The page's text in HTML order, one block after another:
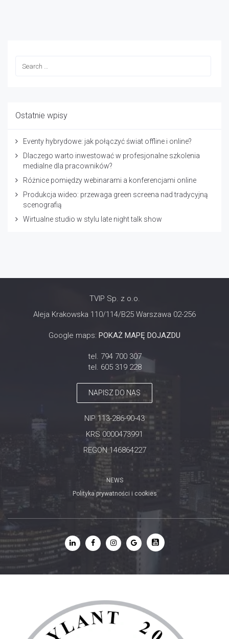
Ostatnie wpisy
Eventy hybrydowe: jak połączyć świat offline i online?
Dlaczego warto inwestować w profesjonalne szkolenia
medialne dla pracowników?
Różnice pomiędzy webinarami a konferencjami online
Produkcja wideo: przewaga green screena nad tradycyjną
scenografią
Wirtualne studio w stylu late night talk show
TVIP Sp. z o.o.
Aleja Krakowska 110/114/B25 Warszawa 02-256
Google maps: POKAŻ MAPĘ DOJAZDU
tel. 794 700 307
tel. 605 319 228
NAPISZ DO NAS
NIP 113-286-90-43
KRS 0000473991
REGON 146864227
NEWS
Polityka prywatności i cookies